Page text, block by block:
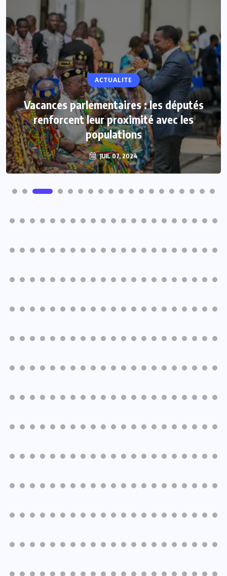
ACTUALITE
Vacances parlementaires : les députés
renforcent leur proximité avec les
populations
JUIL 07, 2024